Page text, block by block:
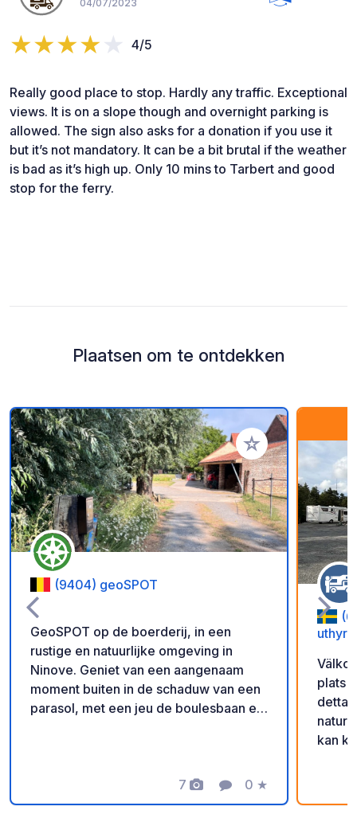
04/07/2023
4/5
Really good place to stop. Hardly any traffic. Exceptional
views. It is on a slope though and overnight parking is
allowed. The sign also asks for a donation if you use it
but it’s not mandatory. It can be a bit brutal if the weather
is bad as it’s high up. Only 10 mins to Tarbert and good
stop for the ferry.
Plaatsen om te ontdekken
Voeg toe aan je
(9404) geoSPOT
GeoSPOT op de boerderij, in een
rustige en natuurlijke omgeving in
Ninove. Geniet van een aangenaam
moment buiten in de schaduw van een
parasol, met een jeu de boulesbaan en
delen van deze geoSPOT! :)
Herinnering : - Vergeet niet om bij
7
Foto's Commentaar
0
Beoordeling
★
plats
detta
natur
kan